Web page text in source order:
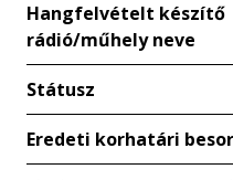
Hangfelvételt készítő
rádió/műhely neve
Státusz
Eredeti korhatári